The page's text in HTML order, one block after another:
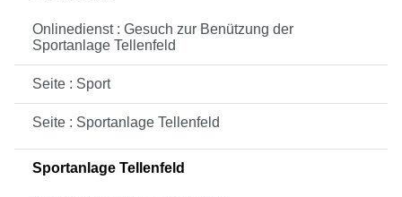
Onlinedienst : Gesuch zur Benützung der
Sportanlage Tellenfeld
Seite : Sport
Seite : Sportanlage Tellenfeld
Sportanlage Tellenfeld